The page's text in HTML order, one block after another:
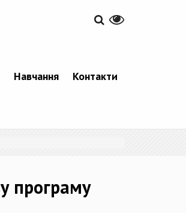
Навчання Контакти
програму